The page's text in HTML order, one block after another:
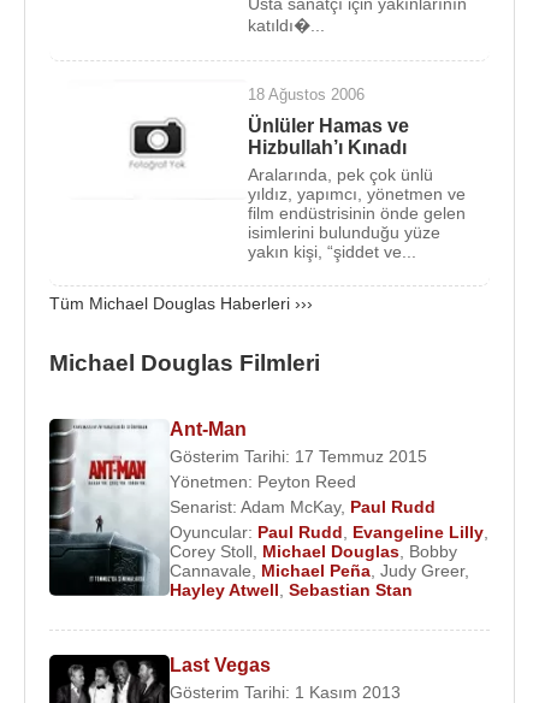
ile birlikte oynadı bu filmdekiJack
War of the Roses(1989) filmlerini çekti.
Oyunculuğunda açıkça ortaya koyduğu bağımsız
yapısı gözönüne alınarak kendi jenerasyonundaki
diğer starlardan önde tutulan aktör, 1987 yılında
rolünü canlandırdığıOliver Stone
Oskar Ödülü’nün sahibi oldu. Aynı yıl
1992 yılındaBASİC INSTİNCT
filmdeki cinayet masası dedektifi
rolüyle ününe ün kattı.
1998 yılındaStonebridge Entertainment
altında kurduğu yapım şirketiyle,1990yapımıJoel
Schumacher ’inFlatlinersve1992yapımıRichard
Donner’ınRadio Flyerfilmlerinin yapımcılığını
yeniden canlanması için uğraşlarda bulundu.
1994’deMichael Crichton
’un çok satan
katıldı�...
18 Ağustos 2006
Ünlüler Hamas ve
Hizbullah’ı Kınadı
Aralarında, pek çok ünlü
yıldız, yapımcı, yönetmen ve
film endüstrisinin önde gelen
isimlerini bulunduğu yüze
yakın kişi, “şiddet ve...
Tüm Michael Douglas Haberleri ›››
Michael Douglas Filmleri
Ant-Man
Gösterim Tarihi: 17 Temmuz 2015
Yönetmen: Peyton Reed
Senarist: Adam McKay, Paul Rudd
Oyuncular: Paul Rudd Evangeline Lilly
Corey Stoll Michael Douglas Bobby
Cannavale
Michael Peña Judy Greer,
Hayley Atwell Sebastian Stan
Last Vegas
Gösterim Tarihi: 1 Kasım 2013